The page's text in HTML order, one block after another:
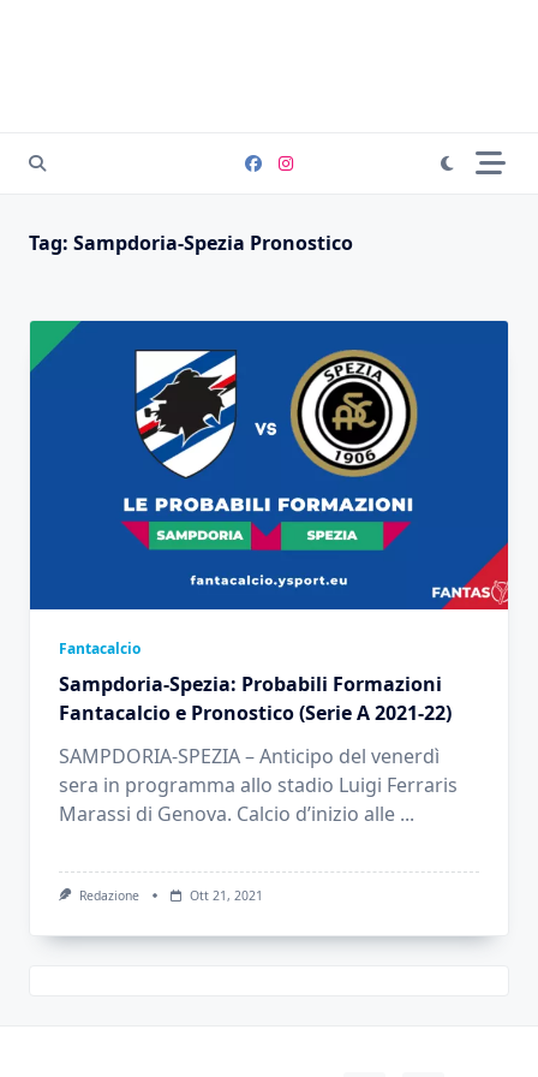
Tag: Sampdoria-Spezia Pronostico
Fantacalcio
Sampdoria-Spezia: Probabili Formazioni
Fantacalcio e Pronostico (Serie A 2021-22)
SAMPDORIA-SPEZIA – Anticipo del venerdì
sera in programma allo stadio Luigi Ferraris
Marassi di Genova. Calcio d’inizio alle ...
Redazione Ott 21, 2021